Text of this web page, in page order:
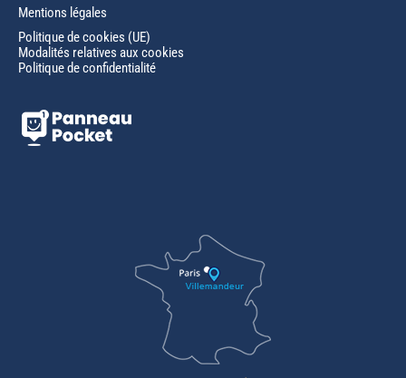
Mentions légales
Politique de cookies (UE)
Modalités relatives aux cookies
Politique de confidentialité